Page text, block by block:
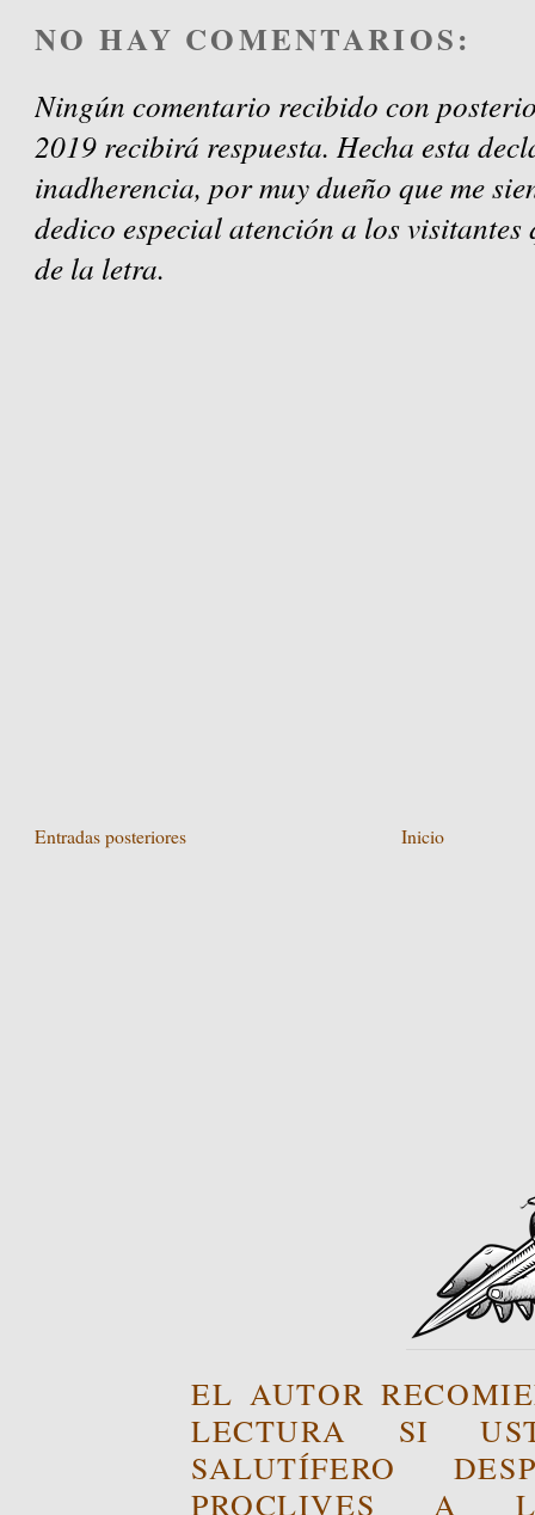
NO HAY COMENTARIOS:
Ningún comentario recibido con
2019 recibirá respuesta. Hecha esta
inadherencia, por muy dueño que me
dedico especial atención a los
de la letra.
Entradas posteriores Inicio
EL AUTOR
LECTURA SI
SALUTÍFERO
PROCLIVES A